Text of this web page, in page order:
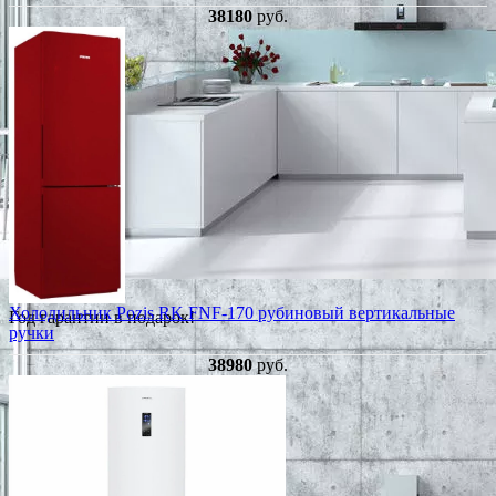
38180 руб.
Год гарантии в подарок!
Холодильник Pozis RK FNF-170 рубиновый вертикальные
ручки
38980руб.